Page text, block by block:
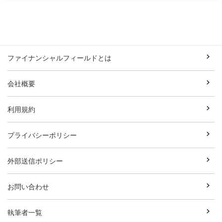
ファイナンシャルフィールドとは
会社概要
利用規約
プライバシーポリシー
外部送信ポリシー
お問い合わせ
執筆者一覧